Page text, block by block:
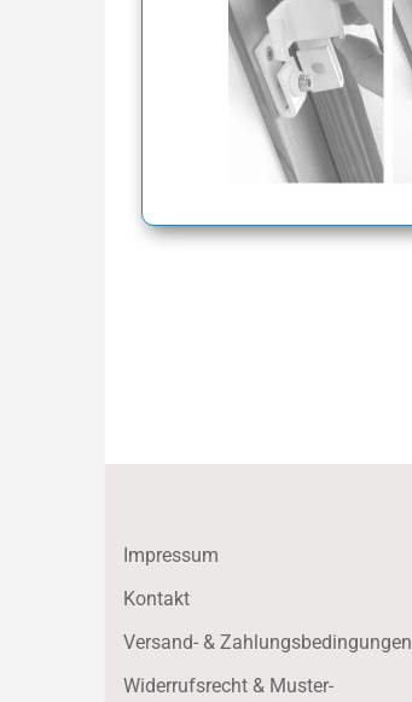
Impressum
Kontakt
Versand- & Zahlungsbedingungen
Widerrufsrecht & Muster-